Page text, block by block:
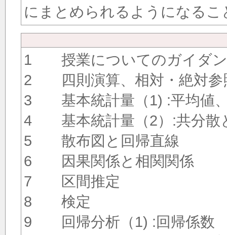
にまとめられるようになるこ
1 授業についてのガイダン
2 四則演算、相対・絶対参
3 基本統計量（1) :平均値、
4 基本統計量（2）:共分散
5 散布図と回帰直線
6 因果関係と相関関係
7 区間推定
8 検定
9 回帰分析（1) :回帰係数